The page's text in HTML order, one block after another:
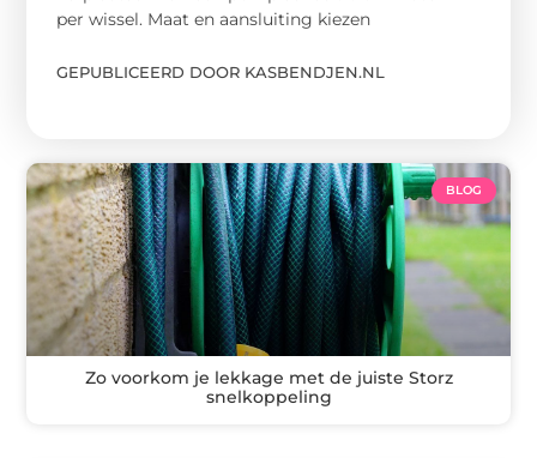
per wissel. Maat en aansluiting kiezen
GEPUBLICEERD DOOR KASBENDJEN.NL
BLOG
Zo voorkom je lekkage met de juiste Storz
snelkoppeling